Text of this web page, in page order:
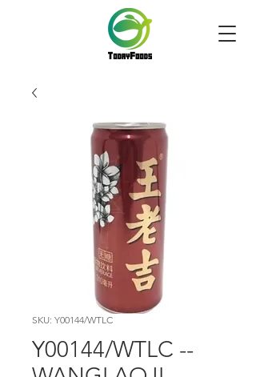
SKU: Y00144/WTLC
Y00144/WTLC --